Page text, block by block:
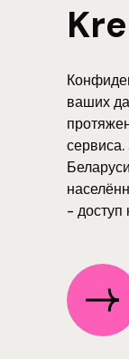
ваших
- доступ